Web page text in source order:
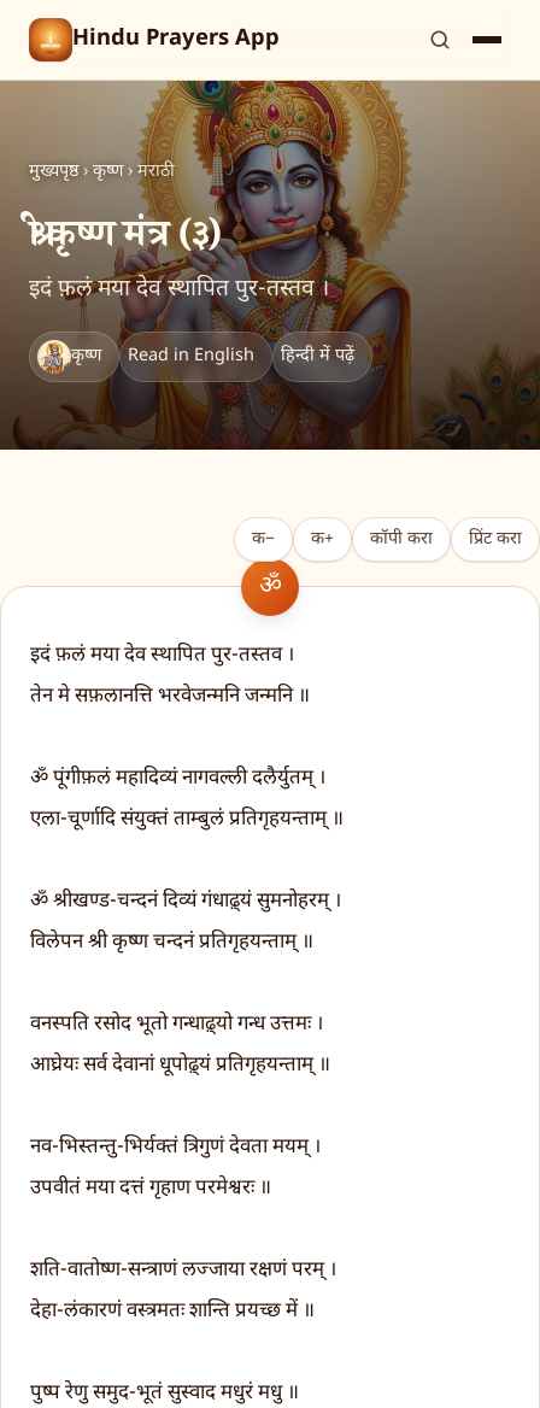
Hindu Prayers App
मुख्यपृष्ठ › कृष्ण › मराठी
श्री कृष्ण मंत्र (३)
इदं फ़लं मया देव स्थापित पुर-तस्तव ।
कृष्ण Read in English हिन्दी में पढ़ें
क− क+ कॉपी करा प्रिंट करा
इदं फ़लं मया देव स्थापित पुर-तस्तव ।
तेन मे सफ़लानत्ति भरवेजन्मनि जन्मनि ॥
ॐ पूंगीफ़लं महादिव्यं नागवल्ली दलैर्युतम् ।
एला-चूर्णादि संयुक्तं ताम्बुलं प्रतिगृहयन्ताम् ॥
ॐ श्रीखण्ड-चन्दनं दिव्यं गंधाढ़्यं सुमनोहरम् ।
विलेपन श्री कृष्ण चन्दनं प्रतिगृहयन्ताम् ॥
वनस्पति रसोद भूतो गन्धाढ़्यो गन्ध उत्तमः ।
आघ्रेयः सर्व देवानां धूपोढ़्यं प्रतिगृहयन्ताम् ॥
नव-भिस्तन्तु-भिर्यक्तं त्रिगुणं देवता मयम् ।
उपवीतं मया दत्तं गृहाण परमेश्वरः ॥
शति-वातोष्ण-सन्त्राणं लज्जाया रक्षणं परम् ।
देहा-लंकारणं वस्त्रमतः शान्ति प्रयच्छ में ॥
पुष्प रेणु समुद-भूतं सुस्वाद मधुरं मधु ॥